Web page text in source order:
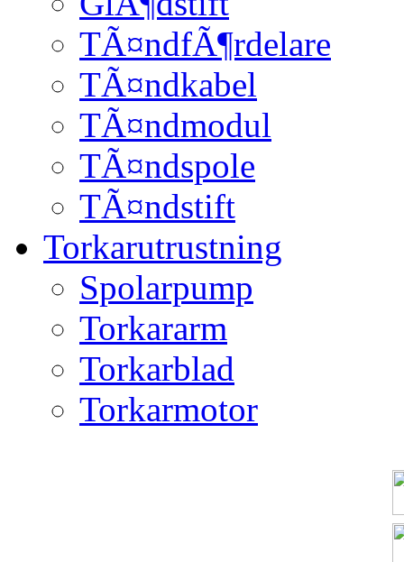
TÃ¤ndfÃ¶rdelare
TÃ¤ndkabel
TÃ¤ndmodul
TÃ¤ndspole
TÃ¤ndstift
Torkarutrustning
Spolarpump
Torkararm
Torkarblad
Torkarmotor